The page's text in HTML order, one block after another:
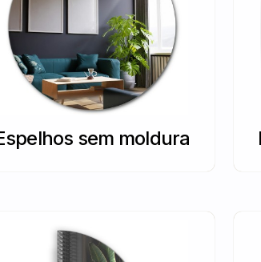
sem moldura